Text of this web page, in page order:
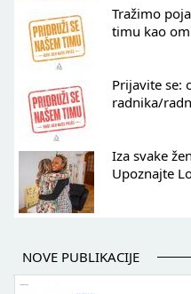
Tražimo
timu kao
Prijavite se:
radnika/
Iza svake
Upoznajte
NOVE PUBLIKACIJE